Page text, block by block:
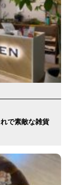
で素敵な雑貨